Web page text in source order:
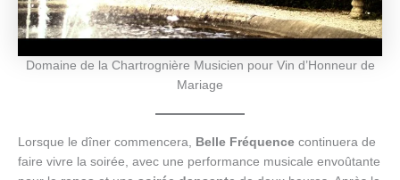
Domaine de la Chartrognière Musicien pour Vin d’Honneur de
Mariage
Lorsque le dîner commencera, Belle Fréquence continuera de
faire vivre la soirée, avec une performance musicale envoûtante